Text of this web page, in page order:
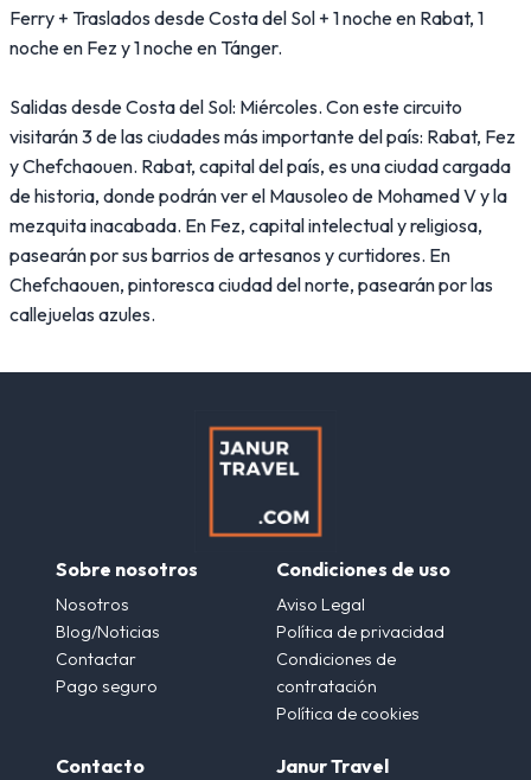
Ferry + Traslados desde Costa del Sol + 1 noche en Rabat, 1
noche en Fez y 1 noche en Tánger.
Salidas desde Costa del Sol: Miércoles. Con este circuito
visitarán 3 de las ciudades más importante del país: Rabat, Fez
y Chefchaouen. Rabat, capital del país, es una ciudad cargada
de historia, donde podrán ver el Mausoleo de Mohamed V y la
mezquita inacabada. En Fez, capital intelectual y religiosa,
pasearán por sus barrios de artesanos y curtidores. En
Chefchaouen, pintoresca ciudad del norte, pasearán por las
callejuelas azules.
Sobre nosotros
Nosotros
Blog/Noticias
Contactar
Pago seguro
Condiciones de uso
Aviso Legal
Política de privacidad
Condiciones de
contratación
Política de cookies
Contacto
Janur Travel